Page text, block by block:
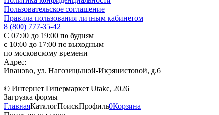
Пользовательское соглашение
Правила пользования личным кабинетом
8 (800) 777-35-42
С 07:00 до 19:00 по будням
с 10:00 до 17:00 по выходным
по московскому времени
Адрес:
Иваново, ул. Наговицыной-Икрянистовой, д.6
© Интернет Гипермаркет Utake, 2026
Загрузка формы
ГлавнаяКаталогПоискПрофиль0Корзина